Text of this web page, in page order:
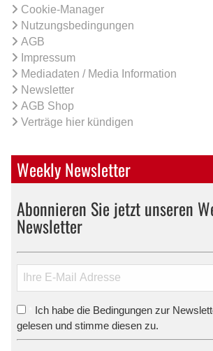
Cookie-Manager
Nutzungsbedingungen
AGB
Impressum
Mediadaten / Media Information
Newsletter
AGB Shop
Verträge hier kündigen
Weekly Newsletter
Abonnieren Sie jetzt unseren
Newsletter
Ich habe die Bedingungen zur
gelesen und stimme diesen zu.